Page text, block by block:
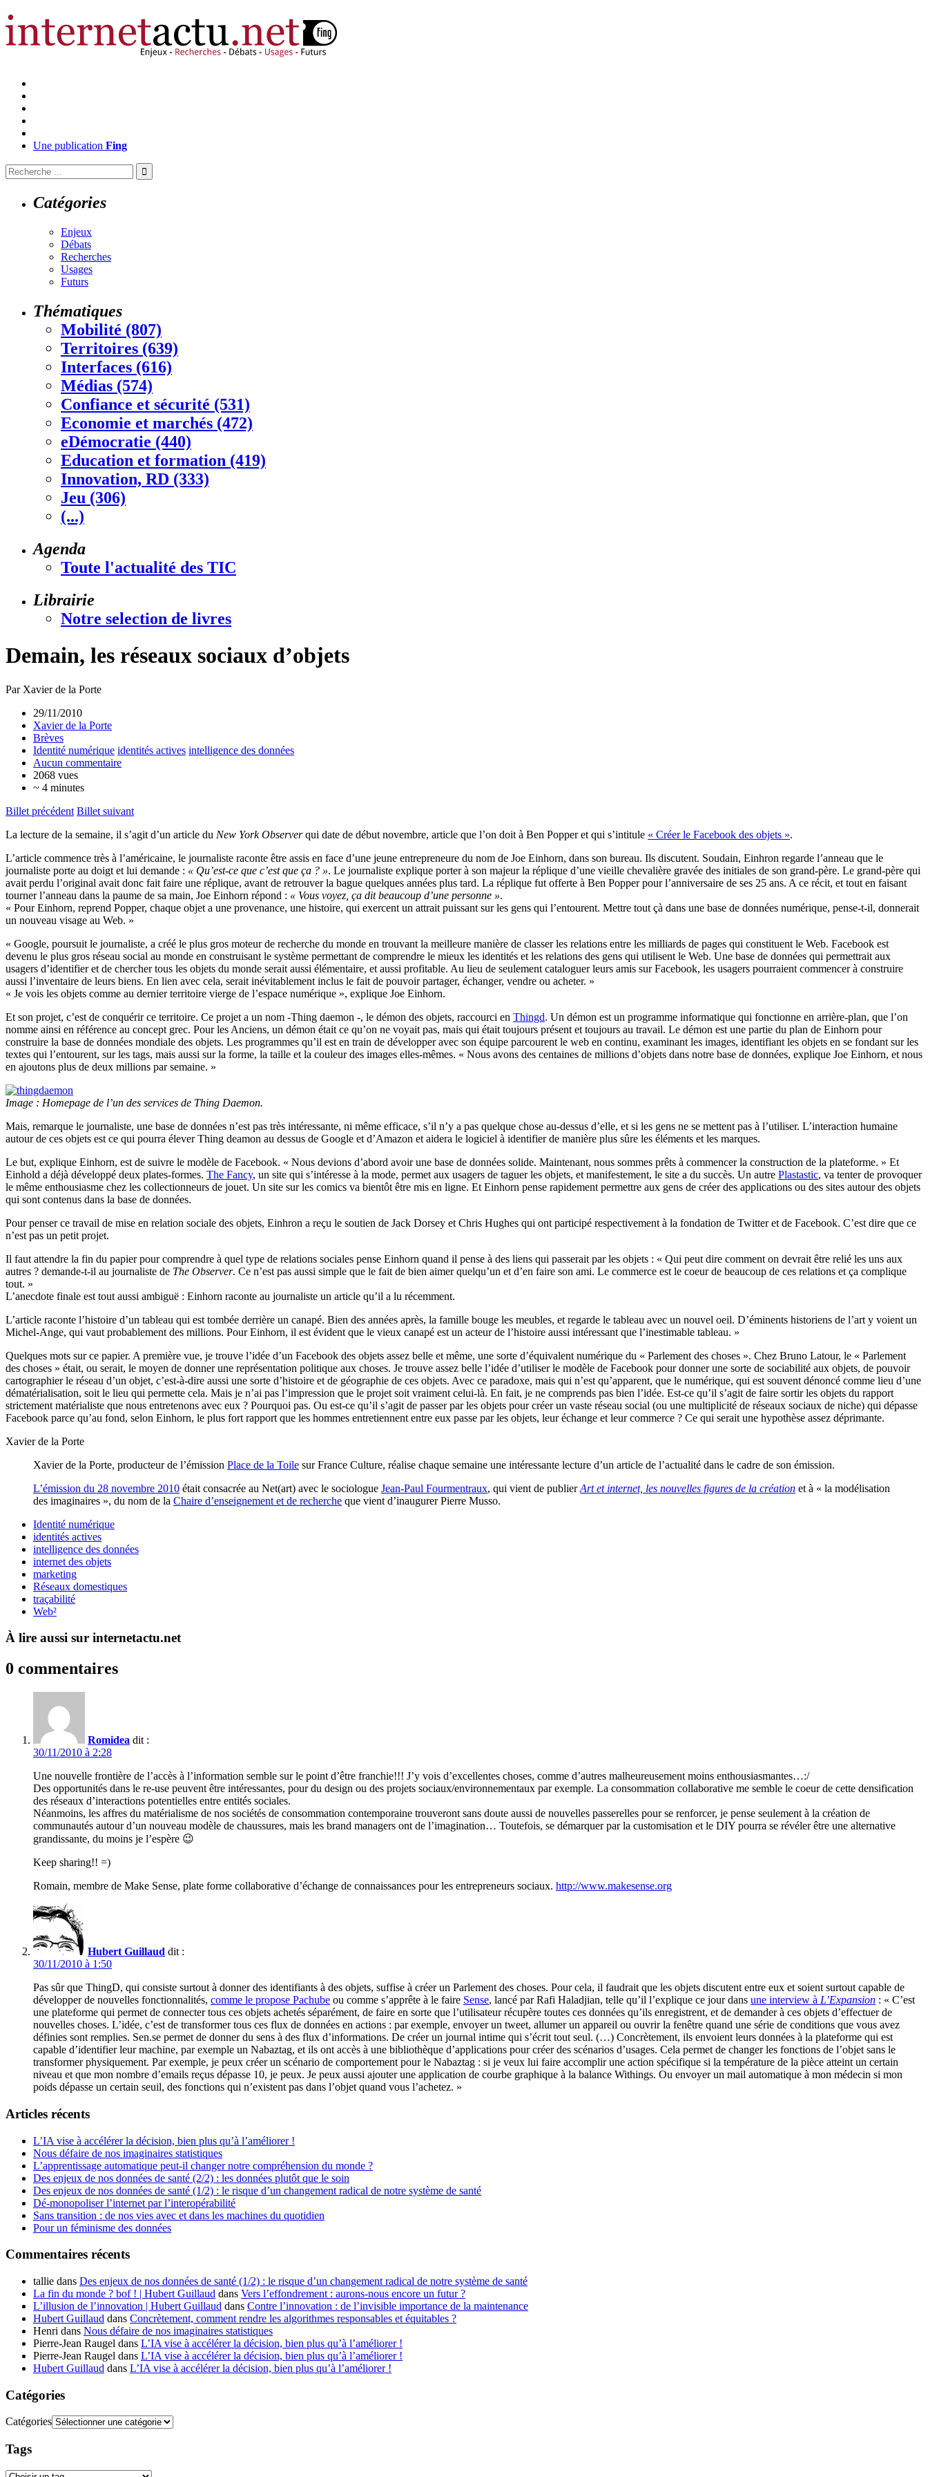
Une publication Fing
Catégories
Enjeux
Débats
Recherches
Usages
Futurs
Thématiques
Mobilité (807)
Territoires (639)
Interfaces (616)
Médias (574)
Confiance et sécurité (531)
Economie et marchés (472)
eDémocratie (440)
Education et formation (419)
Innovation, RD (333)
Jeu (306)
(...)
Agenda
Toute l'actualité des TIC
Librairie
Notre selection de livres
Demain, les réseaux sociaux d’objets
Par Xavier de la Porte
29/11/2010
Xavier de la Porte
Brèves
Identité numérique identités actives intelligence des données
Aucun commentaire
2068 vues
~ 4 minutes
Billet précédent Billet suivant
La lecture de la semaine, il s’agit d’un article du New York Observerqui date de début novembre, article que l’on doit à Ben Popper et qui s’intitule « Créer le Facebook des objets ».
L’article commence très à l’américaine, le journaliste raconte être assis en face d’une jeune entrepreneure du nom de Joe Einhorn, dans son bureau. Ils discutent. Soudain, Einhron regarde l’anneau que le
journaliste porte au doigt et lui demande : « Qu’est-ce que c’est que ça ? ». Le journaliste explique porter à son majeur la réplique d’une vieille chevalière gravée des initiales de son grand-père. Le grand-père qui
avait perdu l’original avait donc fait faire une réplique, avant de retrouver la bague quelques années plus tard. La réplique fut offerte à Ben Popper pour l’anniversaire de ses 25 ans. A ce récit, et tout en faisant
tourner l’anneau dans la paume de sa main, Joe Einhorn répond : « Vous voyez, ça dit beaucoup d’une personne ».
« Pour Einhorn, reprend Popper, chaque objet a une provenance, une histoire, qui exercent un attrait puissant sur les gens qui l’entourent. Mettre tout çà dans une base de données numérique, pense-t-il, donnerait
un nouveau visage au Web. »
« Google, poursuit le journaliste, a créé le plus gros moteur de recherche du monde en trouvant la meilleure manière de classer les relations entre les milliards de pages qui constituent le Web. Facebook est
devenu le plus gros réseau social au monde en construisant le système permettant de comprendre le mieux les identités et les relations des gens qui utilisent le Web. Une base de données qui permettrait aux
usagers d’identifier et de chercher tous les objets du monde serait aussi élémentaire, et aussi profitable. Au lieu de seulement cataloguer leurs amis sur Facebook, les usagers pourraient commencer à construire
aussi l’inventaire de leurs biens. En lien avec cela, serait inévitablement inclus le fait de pouvoir partager, échanger, vendre ou acheter. »
« Je vois les objets comme au dernier territoire vierge de l’espace numérique », explique Joe Einhorn.
Et son projet, c’est de conquérir ce territoire. Ce projet a un nom -Thing daemon -, le démon des objets, raccourci en Thingd. Un démon est un programme informatique qui fonctionne en arrière-plan, que l’on
nomme ainsi en référence au concept grec. Pour les Anciens, un démon était ce qu’on ne voyait pas, mais qui était toujours présent et toujours au travail. Le démon est une partie du plan de Einhorn pour
construire la base de données mondiale des objets. Les programmes qu’il est en train de développer avec son équipe parcourent le web en continu, examinant les images, identifiant les objets en se fondant sur les
textes qui l’entourent, sur les tags, mais aussi sur la forme, la taille et la couleur des images elles-mêmes. « Nous avons des centaines de millions d’objets dans notre base de données, explique Joe Einhorn, et nous
en ajoutons plus de deux millions par semaine. »
Image : Homepage de l’un des services de Thing Daemon.
Mais, remarque le journaliste, une base de données n’est pas très intéressante, ni même efficace, s’il n’y a pas quelque chose au-dessus d’elle, et si les gens ne se mettent pas à l’utiliser. L’interaction humaine
autour de ces objets est ce qui pourra élever Thing deamon au dessus de Google et d’Amazon et aidera le logiciel à identifier de manière plus sûre les éléments et les marques.
Le but, explique Einhorn, est de suivre le modèle de Facebook. « Nous devions d’abord avoir une base de données solide. Maintenant, nous sommes prêts à commencer la construction de la plateforme. » Et
Einhold a déjà développé deux plates-formes. The Fancy, un site qui s’intéresse à la mode, permet aux usagers de taguer les objets, et manifestement, le site a du succès. Un autre Plastastic, va tenter de provoquer
le même enthousiasme chez les collectionneurs de jouet. Un site sur les comics va bientôt être mis en ligne. Et Einhorn pense rapidement permettre aux gens de créer des applications ou des sites autour des objets
qui sont contenus dans la base de données.
Pour penser ce travail de mise en relation sociale des objets, Einhron a reçu le soutien de Jack Dorsey et Chris Hughes qui ont participé respectivement à la fondation de Twitter et de Facebook. C’est dire que ce
n’est pas un petit projet.
Il faut attendre la fin du papier pour comprendre à quel type de relations sociales pense Einhorn quand il pense à des liens qui passerait par les objets : « Qui peut dire comment on devrait être relié les uns aux
autres ? demande-t-il au journaliste de The Observer. Ce n’est pas aussi simple que le fait de bien aimer quelqu’un et d’en faire son ami. Le commerce est le coeur de beaucoup de ces relations et ça complique
tout. »
L’anecdote finale est tout aussi ambiguë : Einhorn raconte au journaliste un article qu’il a lu récemment.
L’article raconte l’histoire d’un tableau qui est tombée derrière un canapé. Bien des années après, la famille bouge les meubles, et regarde le tableau avec un nouvel oeil. D’éminents historiens de l’art y voient un
Michel-Ange, qui vaut probablement des millions. Pour Einhorn, il est évident que le vieux canapé est un acteur de l’histoire aussi intéressant que l’inestimable tableau. »
Quelques mots sur ce papier. A première vue, je trouve l’idée d’un Facebook des objets assez belle et même, une sorte d’équivalent numérique du « Parlement des choses ». Chez Bruno Latour, le « Parlement
des choses » était, ou serait, le moyen de donner une représentation politique aux choses. Je trouve assez belle l’idée d’utiliser le modèle de Facebook pour donner une sorte de sociabilité aux objets, de pouvoir
cartographier le réseau d’un objet, c’est-à-dire aussi une sorte d’histoire et de géographie de ces objets. Avec ce paradoxe, mais qui n’est qu’apparent, que le numérique, qui est souvent dénoncé comme lieu d’une
dématérialisation, soit le lieu qui permette cela. Mais je n’ai pas l’impression que le projet soit vraiment celui-là. En fait, je ne comprends pas bien l’idée. Est-ce qu’il s’agit de faire sortir les objets du rapport
strictement matérialiste que nous entretenons avec eux ? Pourquoi pas. Ou est-ce qu’il s’agit de passer par les objets pour créer un vaste réseau social (ou une multiplicité de réseaux sociaux de niche) qui dépasse
Facebook parce qu’au fond, selon Einhorn, le plus fort rapport que les hommes entretiennent entre eux passe par les objets, leur échange et leur commerce ? Ce qui serait une hypothèse assez déprimante.
Xavier de la Porte
Xavier de la Porte, producteur de l’émission Place de la Toile sur France Culture, réalise chaque semaine une intéressante lecture d’un article de l’actualité dans le cadre de son émission.
L’émission du 28 novembre 2010 était consacrée au Net(art) avec le sociologue Jean-Paul Fourmentraux, qui vient de publierArt et internet, les nouvelles figures de la création et à « la modélisation
des imaginaires », du nom de la Chaire d’enseignement et de recherche que vient d’inaugurer Pierre Musso.
Identité numérique
identités actives
intelligence des données
internet des objets
marketing
Réseaux domestiques
traçabilité
Web²
À lire aussi sur internetactu.net
0 commentaires
Romidea dit :
30/11/2010 à 2:28
Une nouvelle frontière de l’accès à l’information semble sur le point d’être franchie!!! J’y vois d’excellentes choses, comme d’autres malheureusement moins enthousiasmantes…:/
Des opportunités dans le re-use peuvent être intéressantes, pour du design ou des projets sociaux/environnementaux par exemple. La consommation collaborative me semble le coeur de cette densification
des réseaux d’interactions potentielles entre entités sociales.
Néanmoins, les affres du matérialisme de nos sociétés de consommation contemporaine trouveront sans doute aussi de nouvelles passerelles pour se renforcer, je pense seulement à la création de
communautés autour d’un nouveau modèle de chaussures, mais les brand managers ont de l’imagination… Toutefois, se démarquer par la customisation et le DIY pourra se révéler être une alternative
grandissante, du moins je l’espère 😉
Keep sharing!! =)
Romain, membre de Make Sense, plate forme collaborative d’échange de connaissances pour les entrepreneurs sociaux. http://www.makesense.org
Hubert Guillaud dit :
30/11/2010 à 1:50
Pas sûr que ThingD, qui consiste surtout à donner des identifiants à des objets, suffise à créer un Parlement des choses. Pour cela, il faudrait que les objets discutent entre eux et soient surtout capable de
développer de nouvelles fonctionnalités, comme le propose Pachube ou comme s’apprête à le faire Sense, lancé par Rafi Haladjian, telle qu’il l’explique ce jour dans une interview à L’Expansion : « C’est
une plateforme qui permet de connecter tous ces objets achetés séparément, de faire en sorte que l’utilisateur récupère toutes ces données qu’ils enregistrent, et de demander à ces objets d’effectuer de
nouvelles choses. L’idée, c’est de transformer tous ces flux de données en actions : par exemple, envoyer un tweet, allumer un appareil ou ouvrir la fenêtre quand une série de conditions que vous avez
définies sont remplies. Sen.se permet de donner du sens à des flux d’informations. De créer un journal intime qui s’écrit tout seul. (…) Concrètement, ils envoient leurs données à la plateforme qui est
capable d’identifier leur machine, par exemple un Nabaztag, et ils ont accès à une bibliothèque d’applications pour créer des scénarios d’usages. Cela permet de changer les fonctions de l’objet sans le
transformer physiquement. Par exemple, je peux créer un scénario de comportement pour le Nabaztag : si je veux lui faire accomplir une action spécifique si la température de la pièce atteint un certain
niveau et que mon nombre d’emails reçus dépasse 10, je peux. Je peux aussi ajouter une application de courbe graphique à la balance Withings. Ou envoyer un mail automatique à mon médecin si mon
poids dépasse un certain seuil, des fonctions qui n’existent pas dans l’objet quand vous l’achetez. »
Articles récents
L’IA vise à accélérer la décision, bien plus qu’à l’améliorer !
Nous défaire de nos imaginaires statistiques
L’apprentissage automatique peut-il changer notre compréhension du monde ?
Des enjeux de nos données de santé (2/2) : les données plutôt que le soin
Des enjeux de nos données de santé (1/2) : le risque d’un changement radical de notre système de santé
Dé-monopoliser l’internet par l’interopérabilité
Sans transition : de nos vies avec et dans les machines du quotidien
Pour un féminisme des données
Commentaires récents
tallie dans Des enjeux de nos données de santé (1/2) : le risque d’un changement radical de notre système de santé
La fin du monde ? bof ! | Hubert Guillaud dans Vers l’effondrement : aurons-nous encore un futur ?
L’illusion de l’innovation | Hubert Guillaud dans Contre l’innovation : de l’invisible importance de la maintenance
Hubert Guillaud dans Concrètement, comment rendre les algorithmes responsables et équitables ?
Henri dans Nous défaire de nos imaginaires statistiques
Pierre-Jean Raugel dans L’IA vise à accélérer la décision, bien plus qu’à l’améliorer !
Pierre-Jean Raugel dans L’IA vise à accélérer la décision, bien plus qu’à l’améliorer !
Hubert Guillaud dans L’IA vise à accélérer la décision, bien plus qu’à l’améliorer !
Catégories
Catégories
Tags